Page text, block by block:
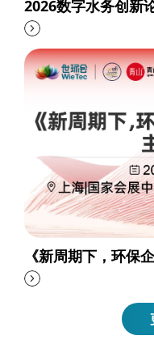
2026数字水务创新
《新周期下，环保